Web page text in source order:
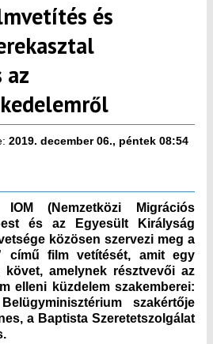
és
az
2019. december 06., péntek 08:54
(Nemzetközi Migrációs
és az Egyesült Királyság
közösen szervezi meg a
című film vetítését, amit egy
követ, amelynek résztvevői az
elleni küzdelem szakemberei:
szakértője
a Baptista Szeretetszolgálat